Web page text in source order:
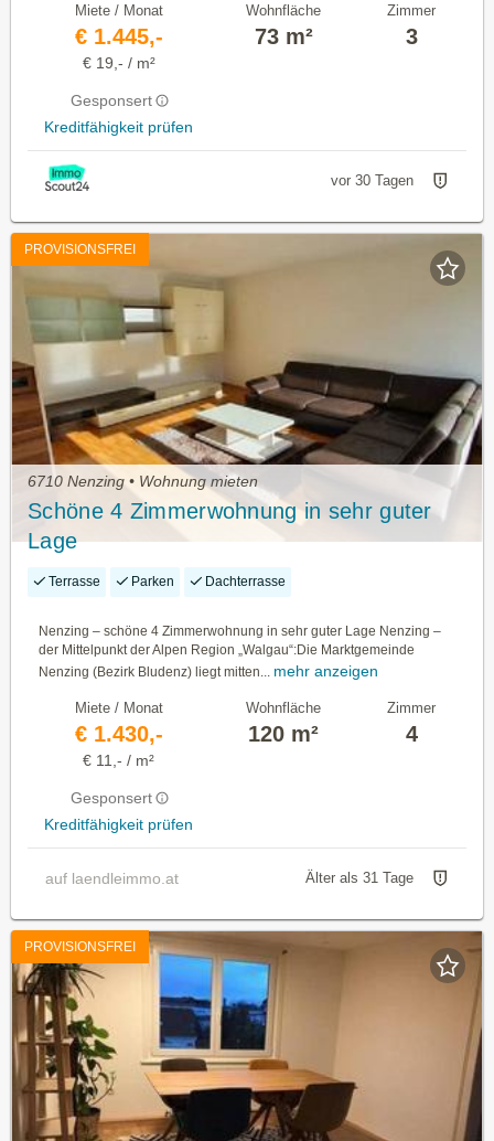
Miete / Monat
€ 1.445,-
€ 19,- / m²
Gesponsert
Kreditfähigkeit prüfen
Wohnfläche
73 m²
Zimmer
3
vor 30 Tagen
PROVISIONSFREI
6710 Nenzing • Wohnung mieten
Schöne 4 Zimmerwohnung in sehr guter
Lage
Terrasse Parken Dachterrasse
Nenzing – schöne 4 Zimmerwohnung in sehr guter Lage Nenzing –
der Mittelpunkt der Alpen Region „Walgau“:Die Marktgemeinde
Nenzing (Bezirk Bludenz) liegt mitten... mehr anzeigen
Miete / Monat
€ 1.430,-
€ 11,- / m²
Gesponsert
Kreditfähigkeit prüfen
Wohnfläche
120 m²
Zimmer
4
auf laendleimmo.at Älter als 31 Tage
PROVISIONSFREI